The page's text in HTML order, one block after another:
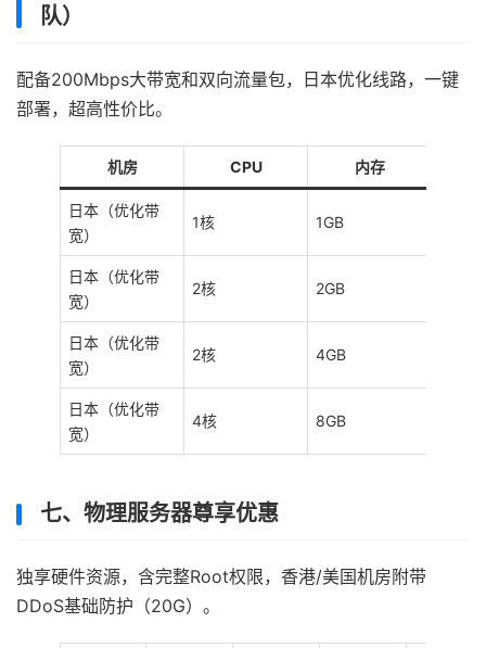
队）
配备200Mbps大带宽和双向流量包，日本优化线路，一键
部署，超高性价比。
机房 CPU 内存
日本（优化带
宽）
1核 1GB
日本（优化带
宽）
2核 2GB
日本（优化带
宽）
2核 4GB
日本（优化带
宽）
4核 8GB
七、物理服务器尊享优惠
独享硬件资源，含完整Root权限，香港/美国机房附带
DDoS基础防护（20G）。